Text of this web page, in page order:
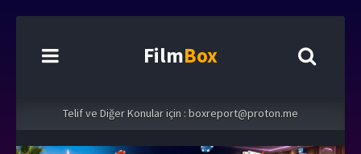
FilmBox
Telif ve Diğer Konular için : boxreport@proton.me